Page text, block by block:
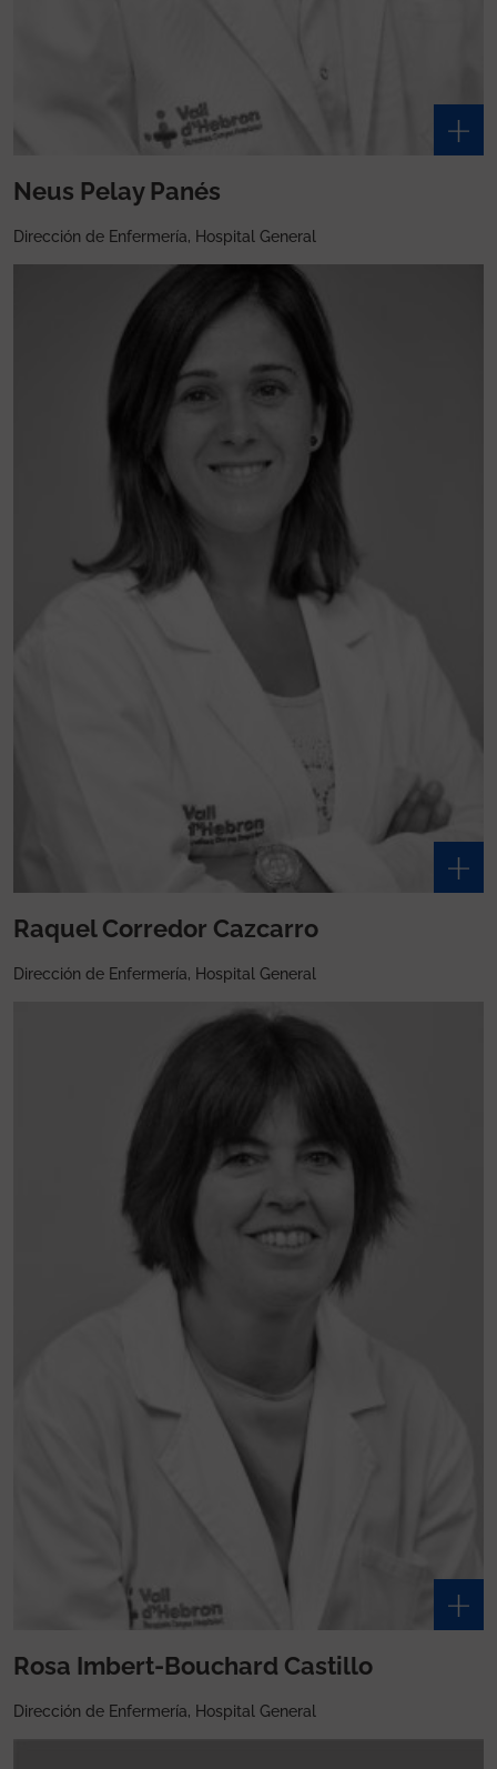
Neus Pelay Panés
Dirección de Enfermería, Hospital General
Raquel Corredor Cazcarro
Dirección de Enfermería, Hospital General
Rosa Imbert-Bouchard Castillo
Dirección de Enfermería, Hospital General